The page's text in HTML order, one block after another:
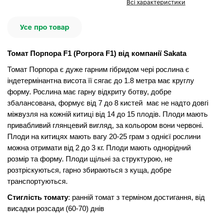
Всі характеристики
Усе про товар
Томат Порпора F1 (Porpora F1) від компанії Sakata
Томат Порпора є дуже гарним гібридом чері рослина є
індетермінантна висота її сягає до 1.8 метра має круглу
форму. Рослина має гарну відкриту ботву, добре
збалансована, формує від 7 до 8 кистей має не надто довгі
міжвузля на кожній китиці від 14 до 15 плодів. Плоди мають
привабливий глянцевий вигляд, за кольором вони червоні.
Плоди на китицях мають вагу 20-25 грам з однієї рослини
можна отримати від 2 до 3 кг. Плоди мають однорідний
розмір та форму. Плоди щільні за структурою, не
розтріскуються, гарно збираються з куща, добре
транспортуються.
Стиглість томату: ранній томат з терміном достигання, від
висадки розсади (60-70) днів